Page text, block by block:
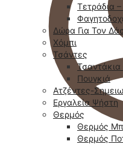
Τετράδια
Δώρα Για Τον
Χόμπι
Τσάντες
Τσαντάκια
Πουγκιά
Ατζέντες-
Εργαλεία Ψήστη
Θερμός
Θερμός
Θερμός